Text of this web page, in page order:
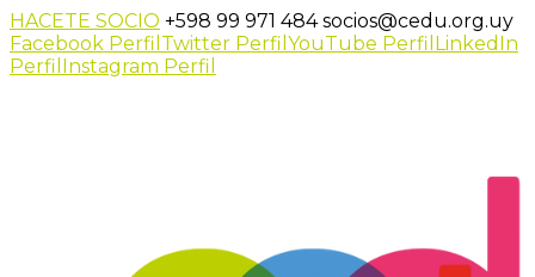
HACETE SOCIO +598 99 971 484socios@cedu.org.uy
Facebook Perfil Twitter Perfil YouTube Perfil LinkedIn
Perfil Instagram Perfil